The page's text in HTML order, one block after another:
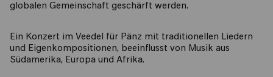
globalen Gemeinschaft geschärft werden.
Ein Konzert im Veedel für Pänz mit traditionellen Liedern
und Eigenkompositionen, beeinflusst von Musik aus
Südamerika, Europa und Afrika.